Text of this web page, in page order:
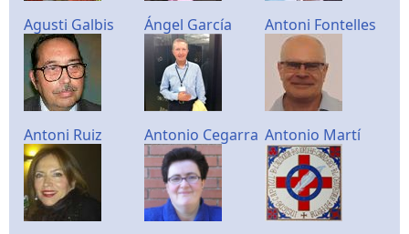
Agusti Galbis Ángel García Antoni Fontelles
Antoni Ruiz Antonio Cegarra Antonio Martí